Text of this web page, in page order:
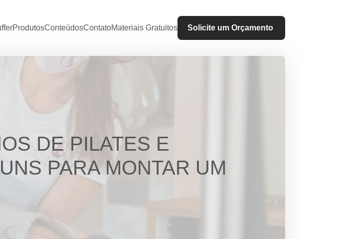
ProdutosConteúdosContatoMateriais Gratuitos Solicite um Orçamento
DE PILATES E
PARA MONTAR UM